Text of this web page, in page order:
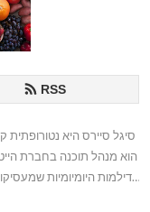
RSS
סיגל סיירס היא נטורופתית
הוא מנהל תוכנה בחברת
הדילמות היומיומיות